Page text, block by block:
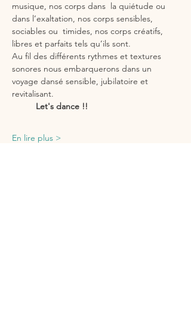
musique, nos corps dans  la quiétude ou
dans l’exaltation, nos corps sensibles,
sociables ou  timides, nos corps créatifs,
libres et parfaits tels qu’ils sont.
Au fil des différents rythmes et textures
sonores nous embarquerons dans un
voyage dansé sensible, jubilatoire et
revitalisant.
Let's dance !!
En lire plus >